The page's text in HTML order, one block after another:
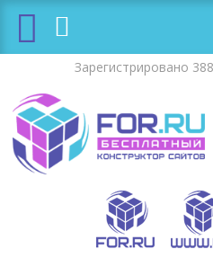
Зарегистрировано